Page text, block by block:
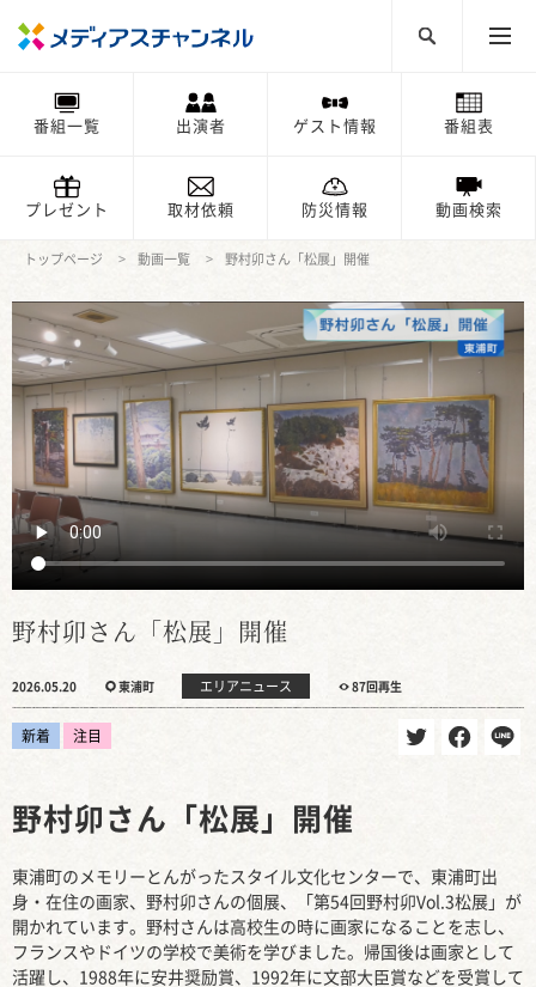
番組一覧 出演者 ゲスト情報 番組表
プレゼント 取材依頼 防災情報 動画検索
トップページ 動画一覧 野村卯さん「松展」開催
野村卯さん「松展」開催
2026.05.20 東浦町 エリアニュース 87回再生
新着 注目
野村卯さん「松展」開催
東浦町のメモリーとんがったスタイル文化センターで、東浦町出
身・在住の画家、野村卯さんの個展、「第54回野村卯Vol.3松展」が
開かれています。野村さんは高校生の時に画家になることを志し、
フランスやドイツの学校で美術を学びました。帰国後は画家として
活躍し、1988年に安井奨励賞、1992年に文部大臣賞などを受賞して